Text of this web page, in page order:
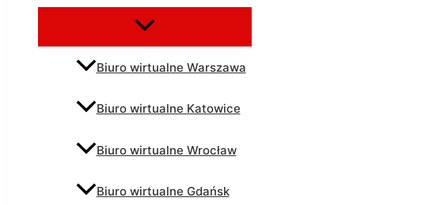
Biuro wirtualne Warszawa
Biuro wirtualne Katowice
Biuro wirtualne Wrocław
Biuro wirtualne Gdańsk